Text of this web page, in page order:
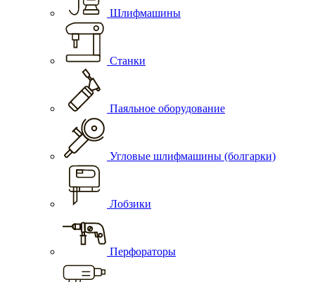
Шлифмашины
Станки
Паяльное оборудование
Угловые шлифмашины (болгарки)
Лобзики
Перфораторы